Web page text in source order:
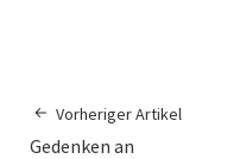
Vorheriger Artikel
Gedenken an